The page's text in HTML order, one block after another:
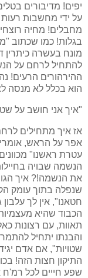
יפים! מדיבורים
על ידי מחשבות
מחבלים! מחיה
בגלות! כמו שכתוב
מונח בעשרה כיתרין
להתחיל לרחם על
ההירהורים הרעים!
הוא בכלל לא מנסה
"איך אני חושב על
אז איך מתחילים
אפר על הראש,
עטרת ראשנו"
הנשמה שבויה
את הנשמה!? איך
שנפלה בתוך עומק
חטאנו", אין לך
הכבוד שהיא
תאוות, עם רצונות
והבנתו יתחיל
שטויות", אם אדם
התיקון חצות הזה!
שפע חייים לכל רמ'ח